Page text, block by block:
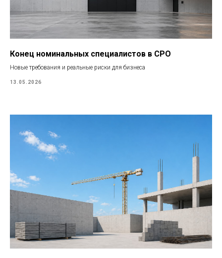
Конец номинальных специалистов в СРО
Новые требования и реальные риски для бизнеса
13.05.2026